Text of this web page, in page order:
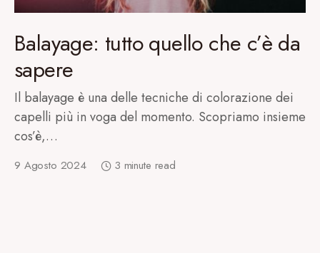
Balayage: tutto quello che c’è da
sapere
Il balayage è una delle tecniche di colorazione dei
capelli più in voga del momento. Scopriamo insieme
cos’è,…
9 Agosto 2024 3 minute read